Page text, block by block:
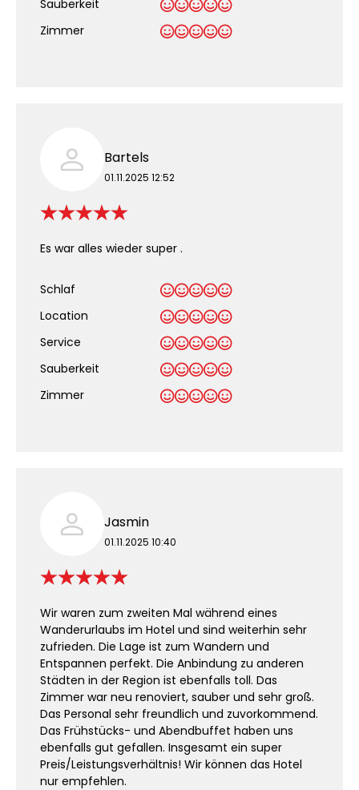
Sauberkeit
Zimmer
Bartels
01.11.2025 12:52
Es war alles wieder super .
Schlaf
Location
Service
Sauberkeit
Zimmer
Jasmin
01.11.2025 10:40
Wir waren zum zweiten Mal während eines
Wanderurlaubs im Hotel und sind weiterhin sehr
zufrieden. Die Lage ist zum Wandern und
Entspannen perfekt. Die Anbindung zu anderen
Städten in der Region ist ebenfalls toll. Das
Zimmer war neu renoviert, sauber und sehr groß.
Das Personal sehr freundlich und zuvorkommend.
Das Frühstücks- und Abendbuffet haben uns
ebenfalls gut gefallen. Insgesamt ein super
Preis/Leistungsverhältnis! Wir können das Hotel
nur empfehlen.